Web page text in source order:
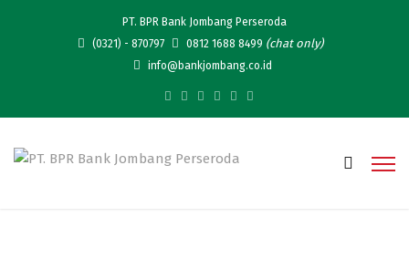
PT. BPR Bank Jombang Perseroda
(0321) - 870797
0812 1688 8499 (chat only)
info@bankjombang.co.id